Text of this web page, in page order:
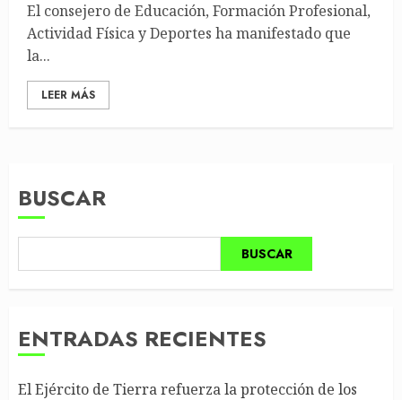
El consejero de Educación, Formación Profesional,
Actividad Física y Deportes ha manifestado que
la...
LEER MÁS
BUSCAR
BUSCAR
ENTRADAS RECIENTES
El Ejército de Tierra refuerza la protección de los